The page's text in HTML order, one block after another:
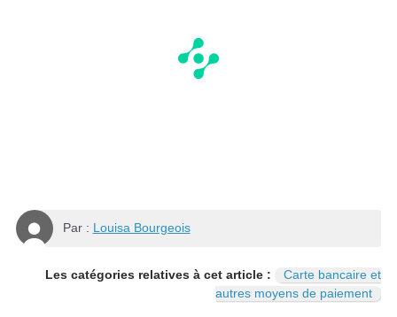
Par : Louisa Bourgeois
Les catégories relatives à cet article :
Carte bancaire et
autres moyens de paiement